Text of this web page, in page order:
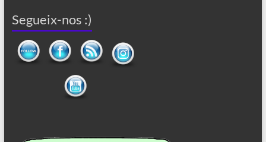
Segueix-nos :)